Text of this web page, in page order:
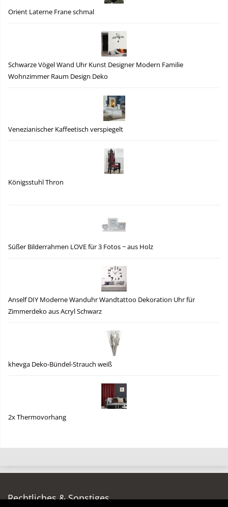
Orient Laterne Frane schmal
Schwarze Vögel Wand Uhr Kunst Designer Modern Familie
Wohnzimmer Raum Design Deko
Venezianischer Kaffeetisch verspiegelt
Königsstuhl Thron
Süßer Bilderrahmen LOVE für 3 Fotos ~ aus Holz
Anself DIY Moderne Wanduhr Wandtattoo Dekoration Uhr für
Zimmerdeko aus Acryl Schwarz
khevga Deko-Bündel-Strauch weiß
2x Thermovorhang
Rechtliches & Sonstiges